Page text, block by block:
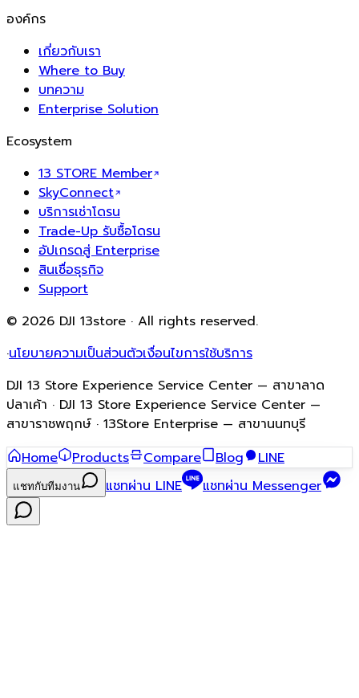
องค์กร
เกี่ยวกับเรา
Where to Buy
บทความ
Enterprise Solution
Ecosystem
13 STORE Member
SkyConnect
บริการเช่าโดรน
Trade-Up รับซื้อโดรน
อัปเกรดสู่ Enterprise
สินเชื่อธุรกิจ
Support
© 2026 DJI 13store · All rights reserved.
·นโยบายความเป็นส่วนตัวเงื่อนไขการใช้บริการ
DJI 13 Store Experience Service Center — สาขาลาด
ปลาเค้า · DJI 13 Store Experience Service Center —
สาขาราชพฤกษ์ · 13Store Enterprise — สาขานนทบุรี
Home
Products Compare Blog LINE
แชทกับทีมงาน แชทผ่าน LINE แชทผ่าน Messenger